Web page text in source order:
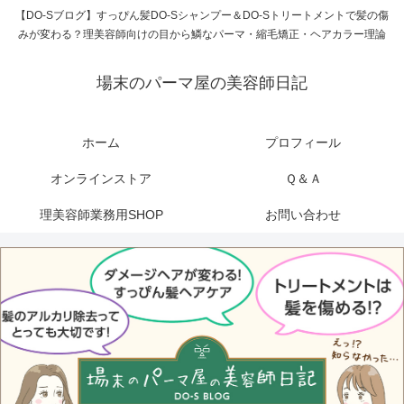
【DO-Sブログ】すっぴん髪DO-Sシャンプー＆DO-Sトリートメントで髪の傷
みが変わる？理美容師向けの目から鱗なパーマ・縮毛矯正・ヘアカラー理論
場末のパーマ屋の美容師日記
ホーム プロフィール
オンラインストア Ｑ＆Ａ
理美容師業務用SHOP お問い合わせ